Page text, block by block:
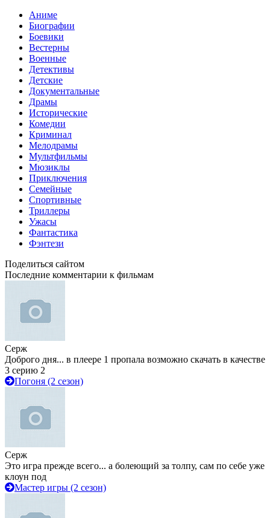
Аниме
Биографии
Боевики
Вестерны
Военные
Детективы
Детские
Документальные
Драмы
Исторические
Комедии
Криминал
Мелодрамы
Мультфильмы
Мюзиклы
Приключения
Семейные
Спортивные
Триллеры
Ужасы
Фантастика
Фэнтези
Поделиться сайтом
Последние комментарии к фильмам
Серж
Доброго дня... в плеере 1 пропала возможно скачать в качестве
3 серию 2
Погоня (2 сезон)
Серж
Это игра прежде всего... а болеющий за толпу, сам по себе уже
клоун под
Мастер игры (2 сезон)